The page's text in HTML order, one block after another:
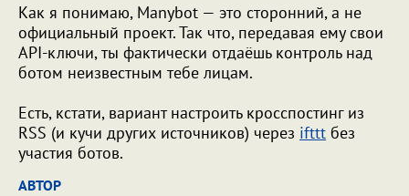
Как я понимаю, Manybot — это сторонний, а не
официальный проект. Так что, передавая ему свои
API-ключи, ты фактически отдаёшь контроль над
ботом неизвестным тебе лицам.
Есть, кстати, вариант настроить кросспостинг из
RSS (и кучи других источников) через ifttt без
участия ботов.
ABTOP